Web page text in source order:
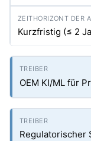
Kurzfristig (≤ 2
OEM KI/ML für
Regulatorischer